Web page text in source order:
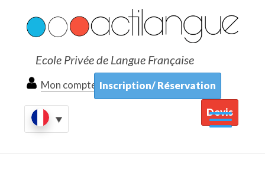
Ecole Privée de Langue Française
Mon compte Inscription/ Réservation
Devis